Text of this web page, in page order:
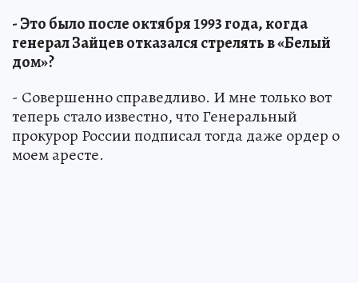
- Это было после октября 1993 года, когда
генерал Зайцев отказался стрелять в «Белый
дом»?
- Совершенно справедливо. И мне только вот
теперь стало известно, что Генеральный
прокурор России подписал тогда даже ордер о
моем аресте.